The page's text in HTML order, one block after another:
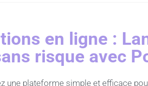
en ligne :
risque avec
une plateforme simple et efficace